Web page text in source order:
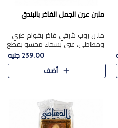
ملبن عين الجمل الفاخر بالبندق
ملبن روب شرقي فاخر بقوام طري
ومطاطي، غني بسخاء محشو بقطع
عين الجمل والبندق المحمص التي
تضيف قرمشة مميزة مُرضية
ونكهة جوزية غنية في كل
239.00 جنيه
أضف